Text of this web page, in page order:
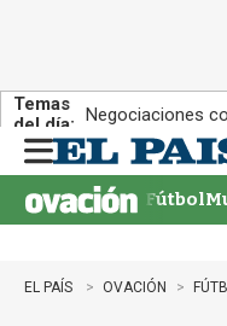
Temas
del día: Negociaciones
n
u
Fútbol
EL PAÍS OVACIÓN